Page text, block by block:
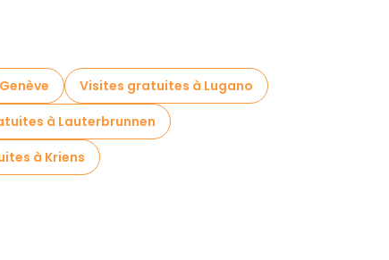
Visites gratuites à Lugano
à Lauterbrunnen
à Kriens